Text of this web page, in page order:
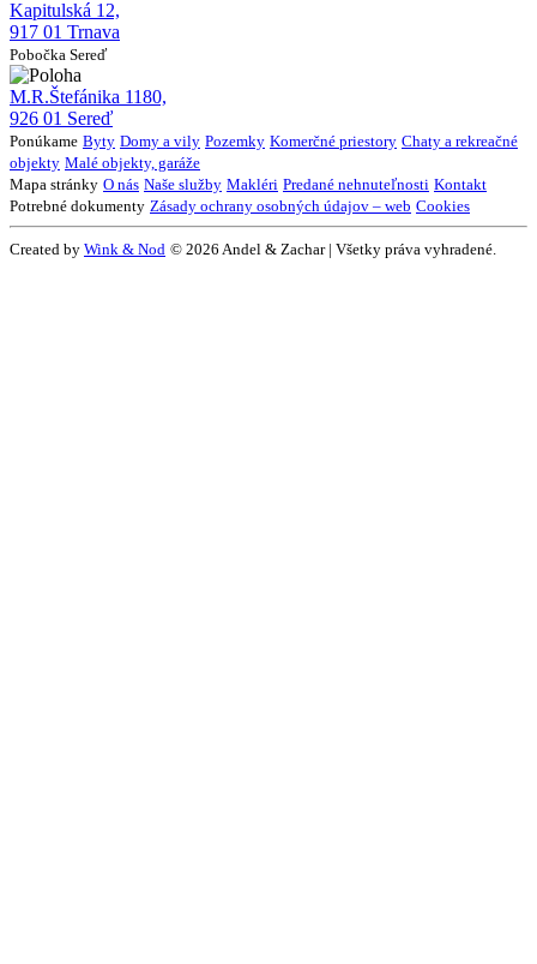
Kapitulská 12,
917 01 Trnava
Pobočka Sereď
M.R.Štefánika 1180,
926 01 Sereď
Ponúkame Byty Domy a vily Pozemky Komerčné priestory Chaty a rekreačné
objekty Malé objekty, garáže
Mapa stránky O nás Naše služby Makléri Predané nehnuteľnosti Kontakt
Potrebné dokumenty Zásady ochrany osobných údajov – web Cookies
Created by Wink & Nod © 2026 Andel & Zachar | Všetky práva vyhradené.